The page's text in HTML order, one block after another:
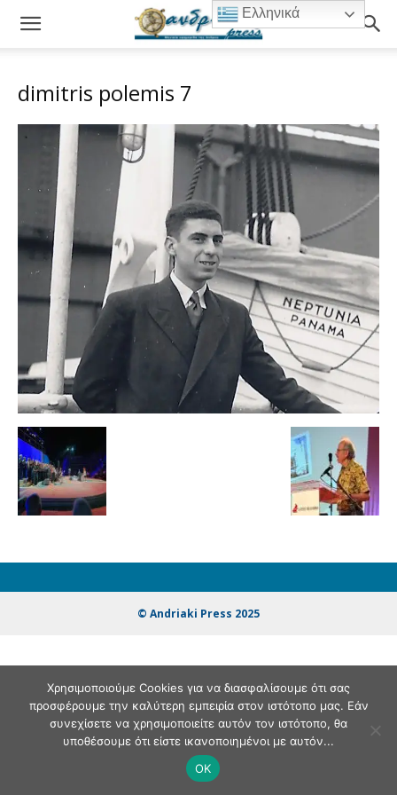
dimitris polemis 7
© Andriaki Press 2025
Ελληνικά
Χρησιμοποιούμε Cookies για να διασφαλίσουμε ότι σας
προσφέρουμε την καλύτερη εμπειρία στον ιστότοπο μας. Εάν
συνεχίσετε να χρησιμοποιείτε αυτόν τον ιστότοπο, θα
υποθέσουμε ότι είστε ικανοποιημένοι με αυτόν...
OK